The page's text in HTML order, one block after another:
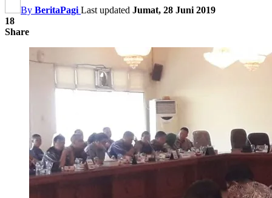
By BeritaPagi Last updated Jumat, 28 Juni 2019
18
Share